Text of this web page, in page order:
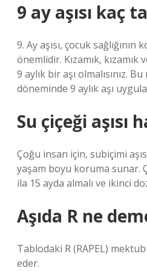
9 ay aşısı kaç
9. Ay aşısı, çocuk sağlığının
önemlidir. Kızamık, kızamık
9 aylık bir aşı olmalısınız.
döneminde 9 aylık aşı
Su çiçeği aşısı
Çoğu insan için, subiçimi
yaşam boyu koruma sunar.
ila 15 ayda almalı ve ikinci
Aşıda R ne
Tablodaki R (RAPEL)
eder.